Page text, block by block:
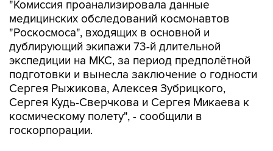
"Роскосмоса", входящих в основной и
дублирующий экипажи 73-й длительной
экспедиции на МКС, за период предполётной
подготовки и вынесла заключение о годности
Сергея Рыжикова, Алексея Зубрицкого,
Сергея Кудь-Сверчкова и Сергея Микаева к
космическому полету", - сообщили в
госкорпорации.
В основной экипаж "Союза МС-27" входят